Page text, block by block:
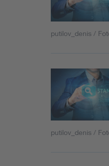
putilov_denis /
putilov_denis /